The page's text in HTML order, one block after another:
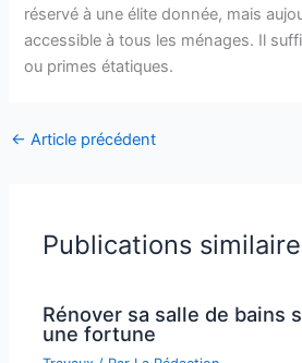
réservé à une élite donnée, mais
accessible à tous les ménages. Il
ou primes étatiques.
← Article précédent
Publications
Rénover sa salle de bains
une fortune